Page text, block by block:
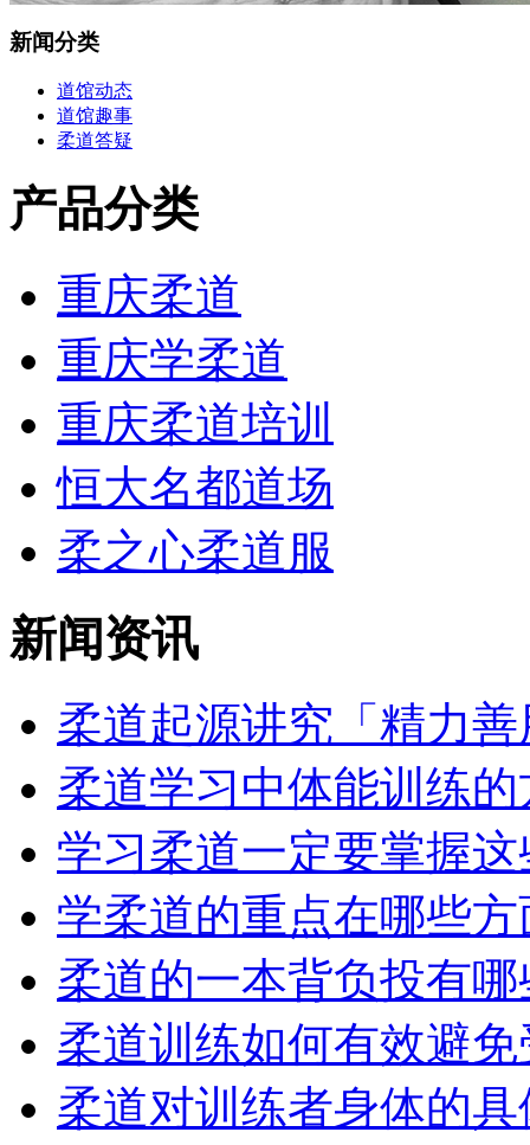
新闻分类
道馆动态
道馆趣事
柔道答疑
产品分类
重庆柔道
重庆学柔道
重庆柔道培训
恒大名都道场
柔之心柔道服
新闻资讯
柔道起源讲究「精力善
柔道学习中体能训练的
学习柔道一定要掌握这
学柔道的重点在哪些方
柔道的一本背负投有
柔道训练如何有效避免
柔道对训练者身体的